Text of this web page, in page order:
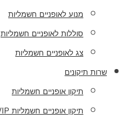
מנוע לאופניים חשמליות
סוללות לאופניים חשמליות
צג לאופניים חשמליות
שרות תיקונים
תיקון אופניים חשמליות
תיקון אופניים חשמליות VIP עד הבית 03-6918944